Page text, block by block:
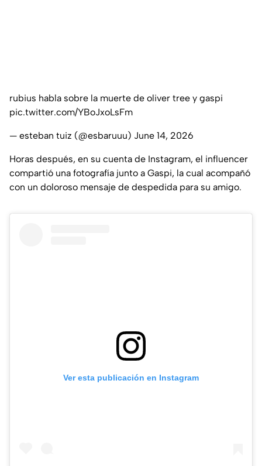
rubius habla sobre la muerte de oliver tree y gaspi
pic.twitter.com/YBoJxoLsFm
— esteban tuiz (@esbaruuu) June 14, 2026
Horas después, en su cuenta de Instagram, el influencer
compartió una fotografía junto a Gaspi, la cual acompañó
con un doloroso mensaje de despedida para su amigo.
Ver esta publicación en Instagram